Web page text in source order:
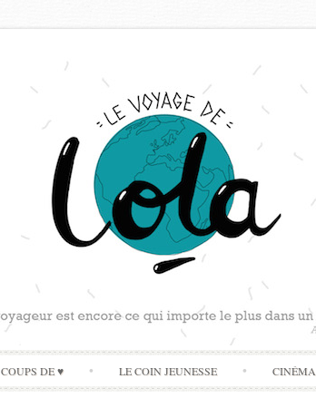
Skip
to
COUPS DE ♥ LE COIN JEUNESSE CINÉMA